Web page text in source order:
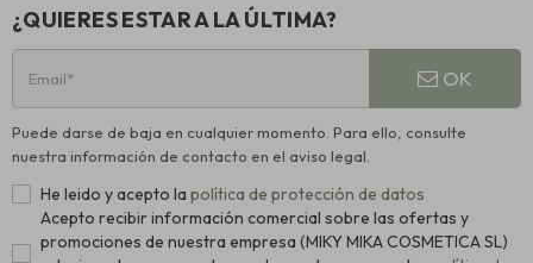
¿QUIERES ESTAR A LA ÚLTIMA?
OK
Puede darse de baja en cualquier momento. Para ello, consulte
nuestra información de contacto en el aviso legal.
He leido y acepto la política de protección de datos
Acepto recibir información comercial sobre las ofertas y
promociones de nuestra empresa (MIKY MIKA COSMETICA SL)